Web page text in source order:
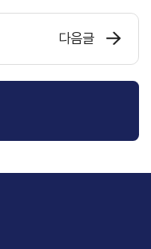
다음글